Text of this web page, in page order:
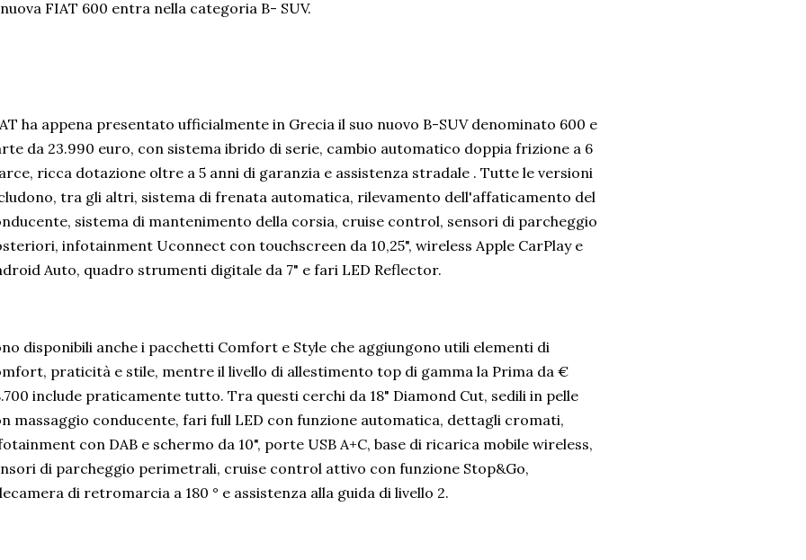
FIAT 600 entra nella categoria B- SUV.
ha appena presentato ufficialmente in Grecia il suo nuovo B-SUV denominato 600 e
da 23.990 euro, con sistema ibrido di serie, cambio automatico doppia frizione a 6
ricca dotazione oltre a 5 anni di garanzia e assistenza stradale . Tutte le versioni
tra gli altri, sistema di frenata automatica, rilevamento dell'affaticamento del
sistema di mantenimento della corsia, cruise control, sensori di parcheggio
infotainment Uconnect con touchscreen da 10,25", wireless Apple CarPlay e
Auto, quadro strumenti digitale da 7" e fari LED Reflector.
disponibili anche i pacchetti Comfort e Style che aggiungono utili elementi di
praticità e stile, mentre il livello di allestimento top di gamma la Prima da €
include praticamente tutto. Tra questi cerchi da 18" Diamond Cut, sedili in pelle
massaggio conducente, fari full LED con funzione automatica, dettagli cromati,
con DAB e schermo da 10", porte USB A+C, base di ricarica mobile wireless,
di parcheggio perimetrali, cruise control attivo con funzione Stop&Go,
di retromarcia a 180 ° e assistenza alla guida di livello 2.